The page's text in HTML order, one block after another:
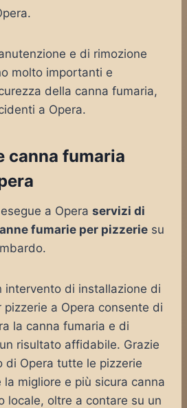
e di rimozione
molto importanti e
della canna fumaria,
a Opera.
canna fumaria
a Opera servizi di
fumarie per pizzerie su
intervento di installazione di
pizzerie a Opera consente di
la canna fumaria e di
un risultato affidabile. Grazie
di Opera tutte le pizzerie
migliore e più sicura canna
locale, oltre a contare su un